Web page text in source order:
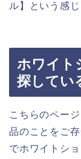
ル】という感
ホワイト
探してい
こちらのペー
品のことをご
でホワイトシ